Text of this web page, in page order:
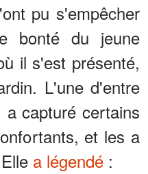
pu s'empêcher
bonté du jeune
il s'est présenté,
L'une d'entre
capturé certains
et les a
a légendé :